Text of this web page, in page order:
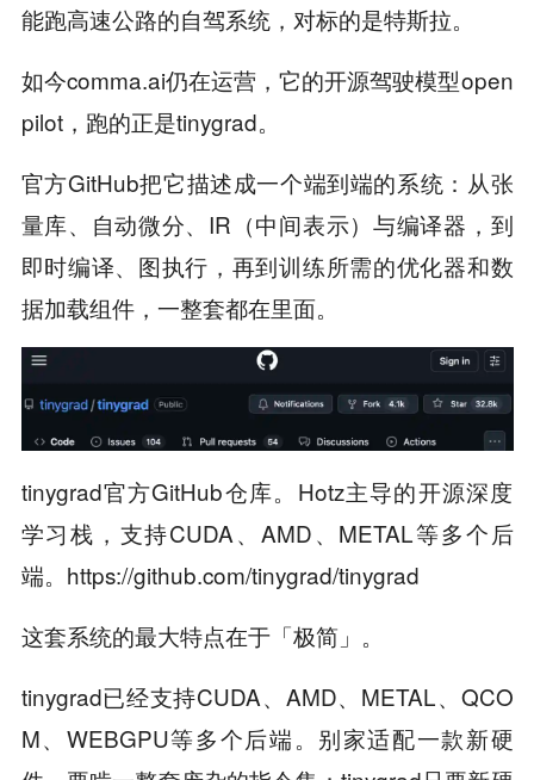
能跑高速公路的自驾系统，对标的是特斯拉。
如今comma.ai仍在运营，它的开源驾驶模型open
pilot，跑的正是tinygrad。
官方GitHub把它描述成一个端到端的系统：从张
量库、自动微分、IR（中间表示）与编译器，到
即时编译、图执行，再到训练所需的优化器和数
据加载组件，一整套都在里面。
tinygrad官方GitHub仓库。Hotz主导的开源深度
学习栈，支持CUDA、AMD、METAL等多个后
端。https://github.com/tinygrad/tinygrad
这套系统的最大特点在于「极简」。
tinygrad已经支持CUDA、AMD、METAL、QCO
M、WEBGPU等多个后端。别家适配一款新硬